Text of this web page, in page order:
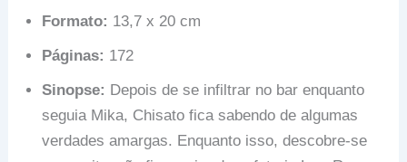
Formato: 13,7 x 20 cm
Páginas: 172
Sinopse: Depois de se infiltrar no bar enquanto
seguia Mika, Chisato fica sabendo de algumas
verdades amargas. Enquanto isso, descobre-se